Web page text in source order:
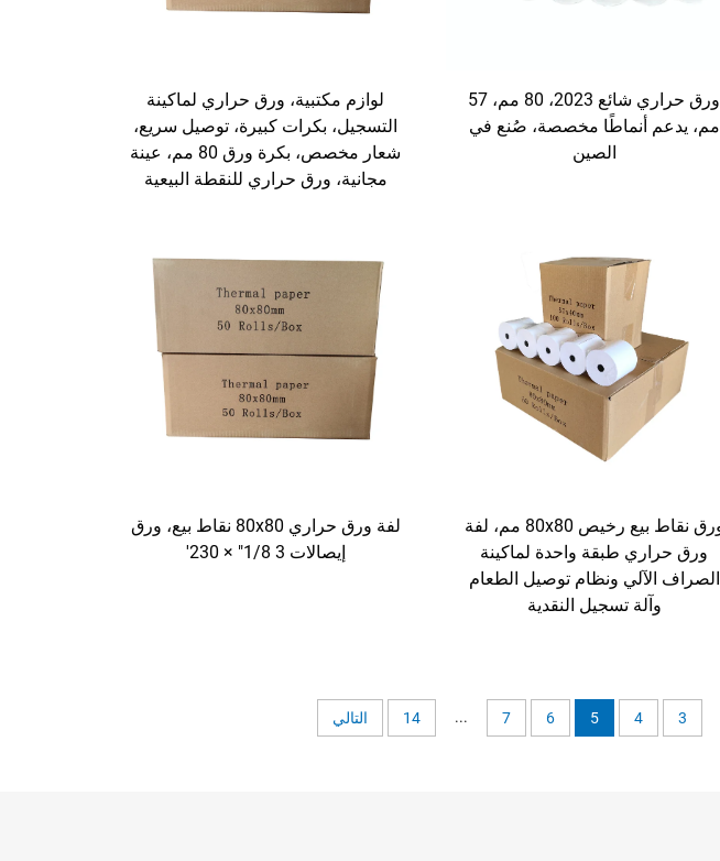
ورق حراري شائع 2023، 80 مم، 57
مم، يدعم أنماطًا مخصصة، صُنع في
الصين
لوازم مكتبية، ورق حراري لماكينة
التسجيل، بكرات كبيرة، توصيل سريع،
شعار مخصص، بكرة ورق 80 مم، عينة
مجانية، ورق حراري للنقطة البيعية
ورق نقاط بيع رخيص 80x80 مم، لفة
ورق حراري طبقة واحدة لماكينة
الصراف الآلي ونظام توصيل الطعام
وآلة تسجيل النقدية
لفة ورق حراري 80x80 نقاط بيع، ورق
إيصالات 3 1/8" × 230'
3
4
5
6
7
...
14 التالي